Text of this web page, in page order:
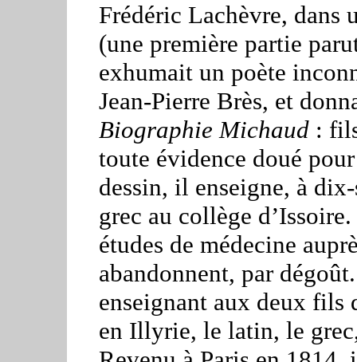
Frédéric Lachèvre, dans
(une première partie
exhumait un poète
Jean-Pierre Brès, et
Biographie Michaud: fils
toute évidence doué
dessin, il enseigne, à
grec au collège
études de médecine
abandonnent, par
enseignant aux deux fils
en Illyrie, le latin, le